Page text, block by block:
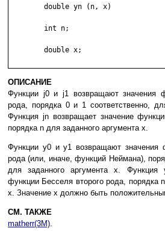
ОПИСАНИЕ
Функции j0 и j1 возвращают значения
рода, порядка 0 и 1 соответственно,
Функция jn возвращает значение
порядка n для заданного аргумента x.
Функции y0 и y1 возвращают значения
рода (или, иначе, функций Неймана),
для заданного аргумента x. Функция
функции Бесселя второго рода, порядка
x. Значение x должно быть
СМ. ТАКЖЕ
matherr(3M).